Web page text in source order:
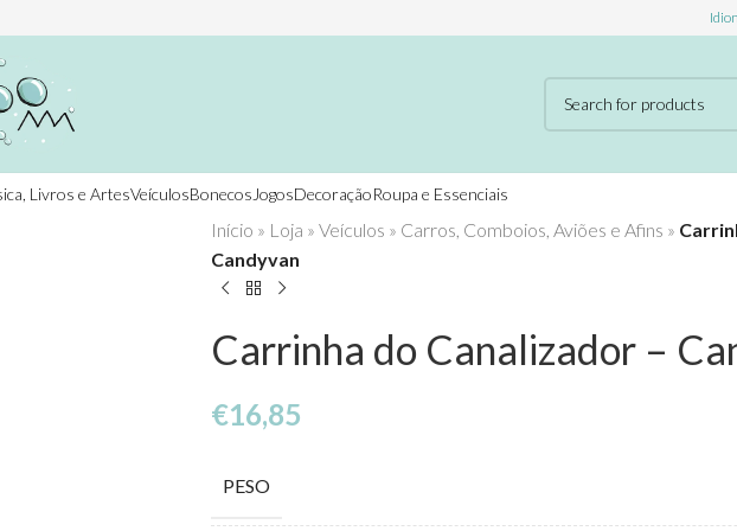
Livros e ArtesVeículosBonecos JogosDecoraçãoRoupa e Essenciais
Início » Loja » Veículos » Carros, Comboios, Aviões e Afins »
Candyvan
Carrinha do Canalizador –
€16,85
PESO